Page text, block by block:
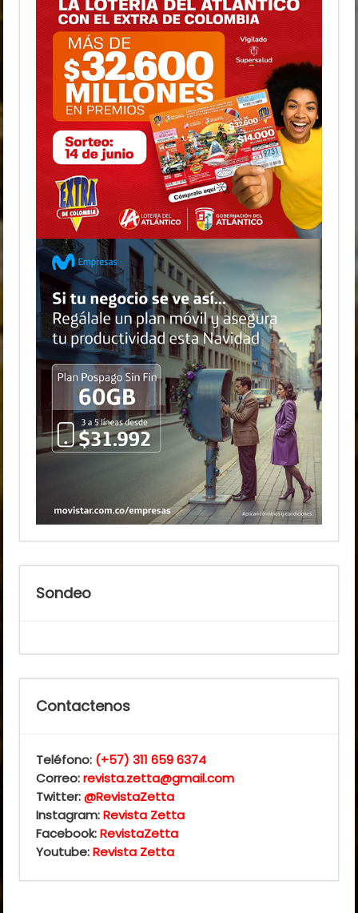
Sondeo
Contactenos
Teléfono: (+57) 311 659 6374
Correo:revista.zetta@gmail.com
Twitter:@RevistaZetta
Instagram:Revista Zetta
Facebook:RevistaZetta
Youtube:Revista Zetta